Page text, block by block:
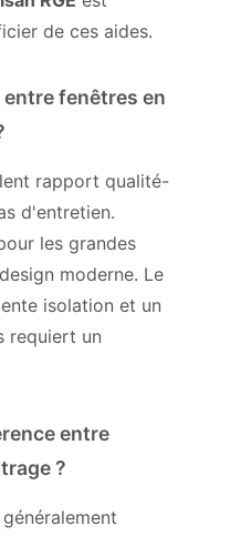
de ces aides.
fenêtres en
rapport qualité-
d'entretien.
les grandes
moderne. Le
isolation et un
requiert un
entre
?